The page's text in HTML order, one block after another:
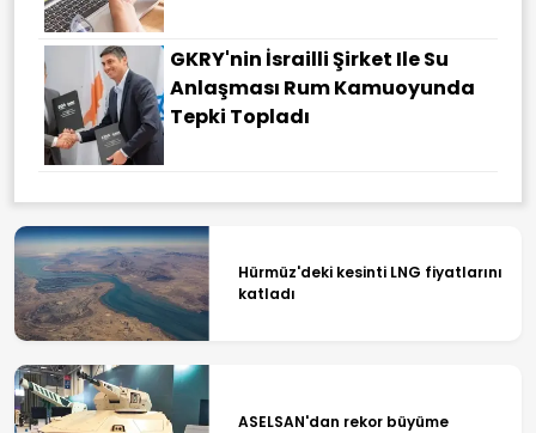
GKRY'nin İsrailli Şirket Ile Su
Anlaşması Rum Kamuoyunda
Tepki Topladı
Hürmüz'deki kesinti LNG fiyatlarını
katladı
ASELSAN'dan rekor büyüme